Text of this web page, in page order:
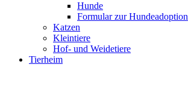
Hunde
Formular zur Hundeadoption
Katzen
Kleintiere
Hof- und Weidetiere
Tierheim